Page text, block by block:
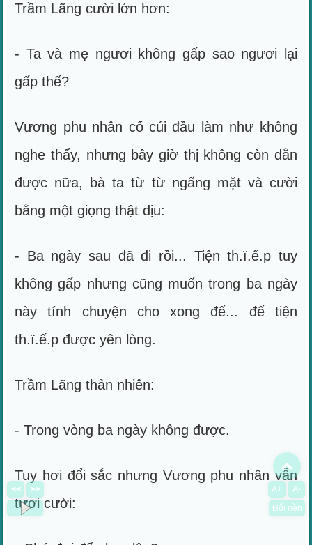
Trầm Lãng cười lớn hơn:
- Ta và mẹ ngươi không gấp sao ngươi lại
gấp thế?
Vương phu nhân cố cúi đầu làm như không
nghe thấy, nhưng bây giờ thị không còn dằn
được nữa, bà ta từ từ ngẩng mặt và cười
bằng một giọng thật dịu:
- Ba ngày sau đã đi rồi... Tiện th.ï.ế.p tuy
không gấp nhưng cũng muốn trong ba ngày
này tính chuyện cho xong để... để tiện
th.ï.ế.p được yên lòng.
Trầm Lãng thản nhiên:
- Trong vòng ba ngày không được.
Tuy hơi đổi sắc nhưng Vương phu nhân vẫn
tươi cười:
>>
<< A+
A-
Đổi nền